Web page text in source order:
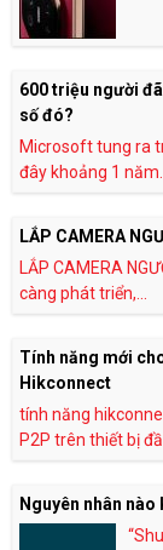
600 triệu người
số đó?
Microsoft tung ra
đây khoảng 1 năm...
LẮP CAMERA
LẮP CAMERA
càng phát triển,...
Tính năng mới
Hikconnect
tính năng
P2P trên thiết bị
Nguyên nhân